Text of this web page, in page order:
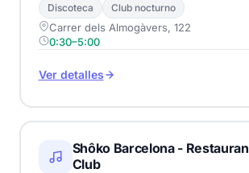
Discoteca Club nocturno
Carrer dels Almogàvers, 122
0:30–5:00
Ver detalles
Shôko Barcelona -
Club